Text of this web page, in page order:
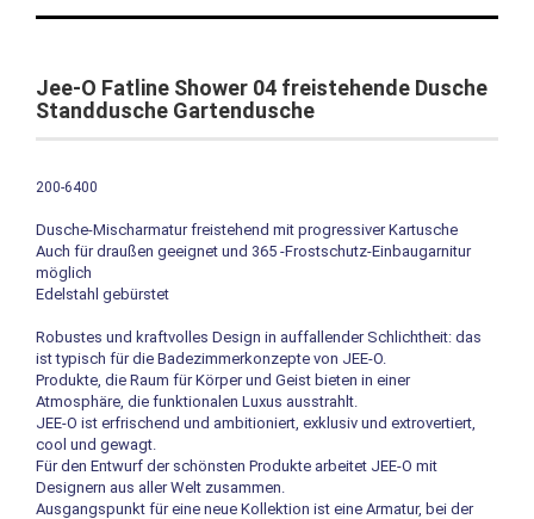
Jee-O Fatline Shower 04 freistehende Dusche
Standdusche Gartendusche
200-6400
Dusche-Mischarmatur freistehend mit progressiver Kartusche
Auch für draußen geeignet und 365 -Frostschutz-Einbaugarnitur
möglich
Edelstahl gebürstet
Robustes und kraftvolles Design in auffallender Schlichtheit: das
ist typisch für die Badezimmerkonzepte von JEE-O.
Produkte, die Raum für Körper und Geist bieten in einer
Atmosphäre, die funktionalen Luxus ausstrahlt.
JEE-O ist erfrischend und ambitioniert, exklusiv und extrovertiert,
cool und gewagt.
Für den Entwurf der schönsten Produkte arbeitet JEE-O mit
Designern aus aller Welt zusammen.
Ausgangspunkt für eine neue Kollektion ist eine Armatur, bei der